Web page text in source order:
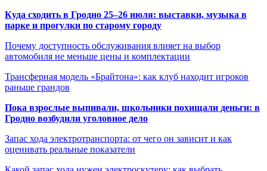
Куда сходить в Гродно 25–26 июля: выставки, музыка в
парке и прогулки по старому городу
Почему доступность обслуживания влияет на выбор
автомобиля не меньше цены и комплектации
Трансферная модель «Брайтона»: как клуб находит игроков
раньше грандов
Пока взрослые выпивали, школьники похищали деньги: в
Гродно возбудили уголовное дело
Запас хода электротранспорта: от чего он зависит и как
оценивать реальные показатели